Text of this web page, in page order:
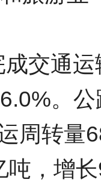
交通
。
周转量
吨，增